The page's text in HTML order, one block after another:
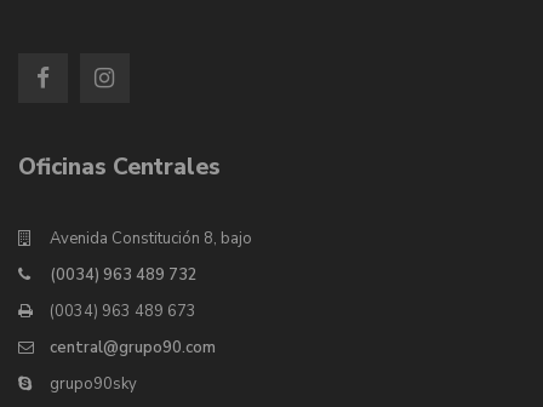
Oficinas Centrales
Avenida Constitución 8, bajo
(0034) 963 489 732
(0034) 963 489 673
central@grupo90.com
grupo90sky